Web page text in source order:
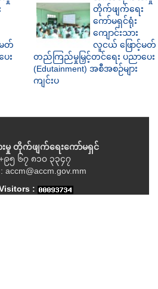
တ်
း
တိုက်ဖျက်ရေး
ကော်မရှင်ရုံး
ကျောင်းသား
လူငယ် ဖြောင့်မတ်
တည်ကြည်မှုမြှင့်တင်ရေး ပညာပေး
(Edutainment) အစီအစဉ်များ
ကျင်းပ
တိုက်ဖျက်ရေးကော်မရှင်
၉၅ ၆၇ ၈၁၀ ၃၃၄၇
: